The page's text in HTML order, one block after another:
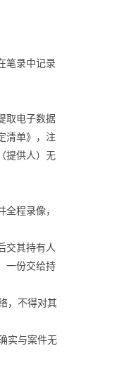
笔录中记录
取电子数据
清单》，注
提供人）无
程录像，
交其持有人
一份交给持
，不得对其
实与案件无